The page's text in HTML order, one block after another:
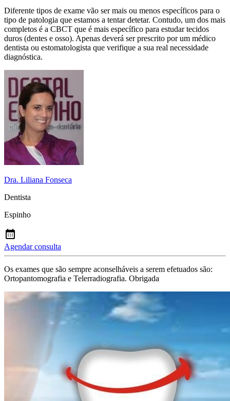
Diferente tipos de exame vão ser mais ou menos específicos para o
tipo de patologia que estamos a tentar detetar. Contudo, um dos mais
completos é a CBCT que é mais específico para estudar tecidos
duros (dentes e osso). Apenas deverá ser prescrito por um médico
dentista ou estomatologista que verifique a sua real necessidade
diagnóstica.
Dra. Liliana Fonseca
Dentista
Espinho
Agendar consulta
Os exames que são sempre aconselháveis a serem efetuados são:
Ortopantomografia e Telerradiografia. Obrigada